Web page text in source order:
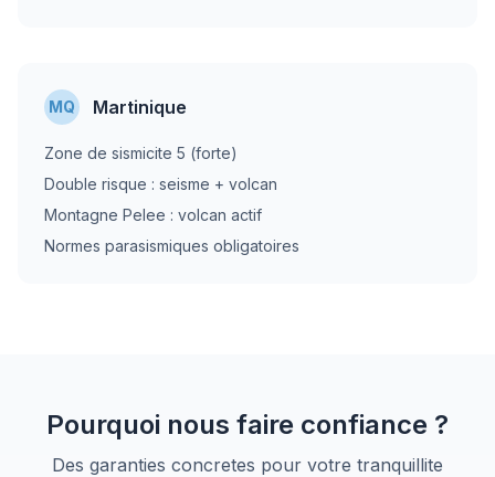
MQ Martinique
Zone de sismicite 5 (forte)
Double risque : seisme + volcan
Montagne Pelee : volcan actif
Normes parasismiques obligatoires
Pourquoi nous faire confiance ?
Des garanties concretes pour votre tranquillite